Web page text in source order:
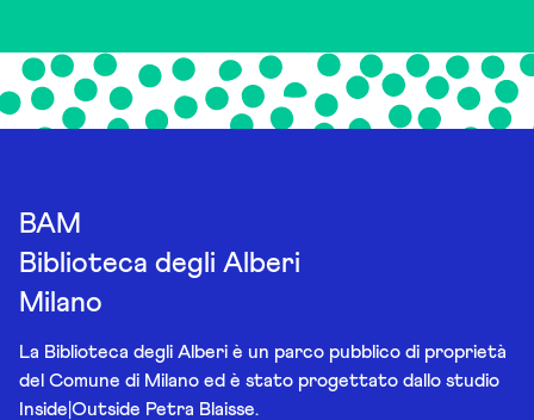
BAM
Biblioteca degli Alberi
Milano
La Biblioteca degli Alberi è un parco pubblico di proprietà
del Comune di Milano ed è stato progettato dallo studio
Inside|Outside Petra Blaisse.